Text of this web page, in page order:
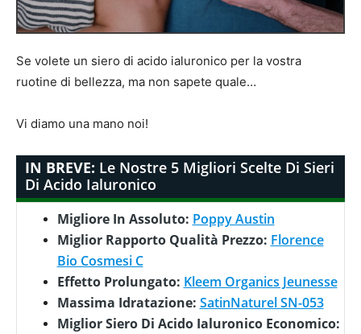
Se volete un siero di acido ialuronico per la vostra
ruotine di bellezza, ma non sapete quale…
Vi diamo una mano noi!
IN BREVE: Le Nostre 5 Migliori Scelte Di Sieri
Di Acido Ialuronico
Migliore In Assoluto: Poppy Austin
Miglior Rapporto Qualità Prezzo: Florence
Bio Cosmesi C
Effetto Prolungato: Kleem Organics Jeunesse
Massima Idratazione: SatinNaturel SN-053
Miglior Siero Di Acido Ialuronico Economico: